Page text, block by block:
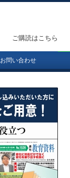
お問い合わせ
ご購読はこちら